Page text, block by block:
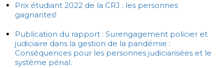
Prix étudiant 2022 de la CRJ : les personnes
gagnantes!
Publication du rapport : Surengagement policier et
judiciaire dans la gestion de la pandémie :
Conséquences pour les personnes judiciarisées et le
système pénal.